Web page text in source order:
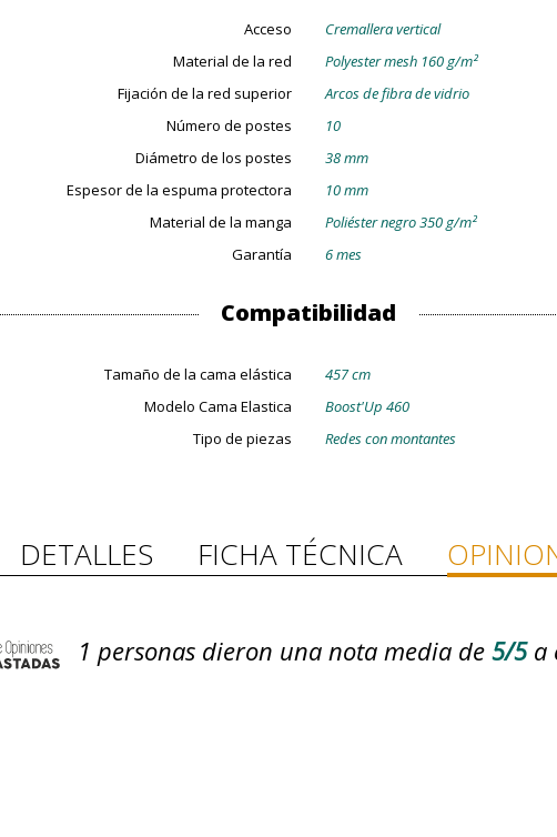
Acceso
Cremallera vertical
Material de la red
Polyester mesh 160 g/m²
Fijación de la red superior
Arcos de fibra de vidrio
Número de postes
10
Diámetro de los postes
38 mm
Espesor de la espuma protectora
10 mm
Material de la manga
Poliéster negro 350 g/m²
Garantía
6 mes
Compatibilidad
Tamaño de la cama elástica
457 cm
Modelo Cama Elastica
Boost'Up 460
Tipo de piezas
Redes con montantes
DETALLES FICHA TÉCNICA
1 personas dieron una nota media de5/5 a